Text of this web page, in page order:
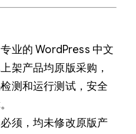
业的 WordPress 中文
架产品均原版采购，
测和运行测试，安全
须，均未修改原版产